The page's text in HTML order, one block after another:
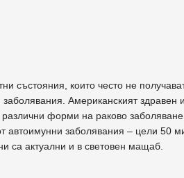
състояния, които често не
Американският здравен
форми на раково
автоимунни заболявания – цели 50
са актуални и в световен мащаб.